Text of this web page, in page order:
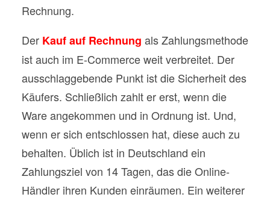
Rechnung.
Der Kauf auf Rechnung als Zahlungsmethode
ist auch im E-Commerce weit verbreitet. Der
ausschlaggebende Punkt ist die Sicherheit des
Käufers. Schließlich zahlt er erst, wenn die
Ware angekommen und in Ordnung ist. Und,
wenn er sich entschlossen hat, diese auch zu
behalten. Üblich ist in Deutschland ein
Zahlungsziel von 14 Tagen, das die Online-
Händler ihren Kunden einräumen. Ein weiterer